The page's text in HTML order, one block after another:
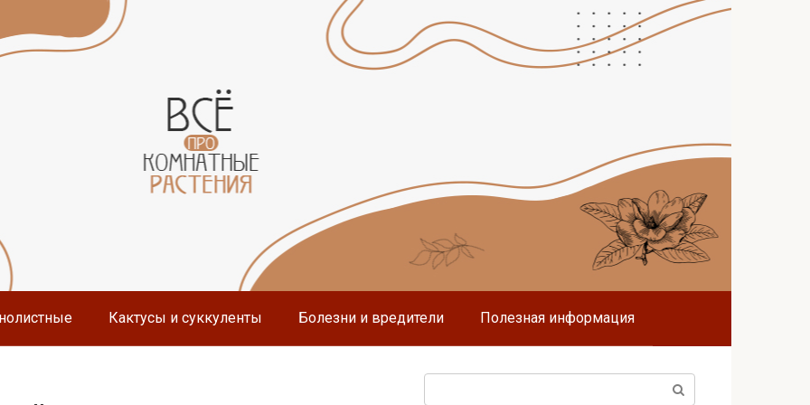
Кактусы и суккуленты Болезни и вредители Полезная информация